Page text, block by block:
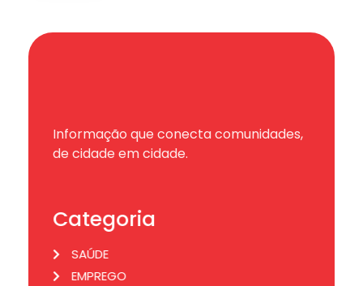
Informação que conecta comunidades,
de cidade em cidade.
Categoria
SAÚDE
EMPREGO